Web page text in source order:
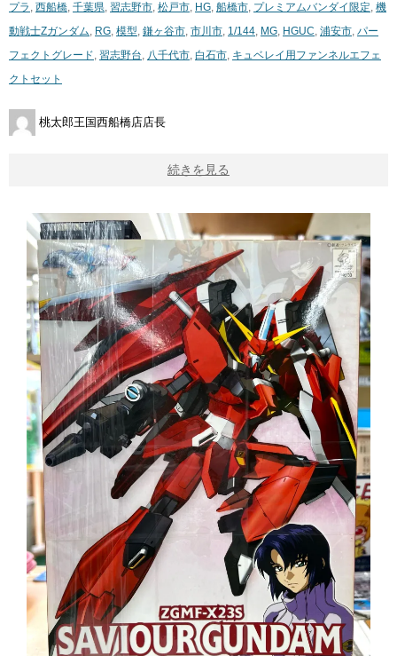
プラ , 西船橋, 千葉県, 習志野市, 松戸市, HG, 船橋市, プレミアムバンダイ限定, 機
動戦士Zガンダム, RG, 模型, 鎌ヶ谷市, 市川市, 1/144, MG, HGUC, 浦安市, パー
フェクトグレード, 習志野台, 八千代市, 白石市, キュベレイ用ファンネルエフェ
クトセット
桃太郎王国西船橋店店長
続きを見る